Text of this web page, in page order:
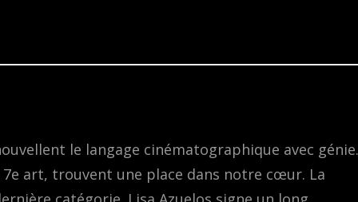
le langage cinématographique avec génie.
art, trouvent une place dans notre cœur. La